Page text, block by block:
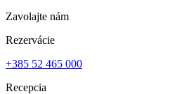
Zavolajte nám
Rezervácie
+385 52 465 000
Recepcia